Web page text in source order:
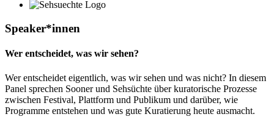
Speaker*innen
Wer entscheidet, was wir sehen?
Wer entscheidet eigentlich, was wir sehen und was nicht? In diesem
Panel sprechen Sooner und Sehsüchte über kuratorische Prozesse
zwischen Festival, Plattform und Publikum und darüber, wie
Programme entstehen und was gute Kuratierung heute ausmacht.